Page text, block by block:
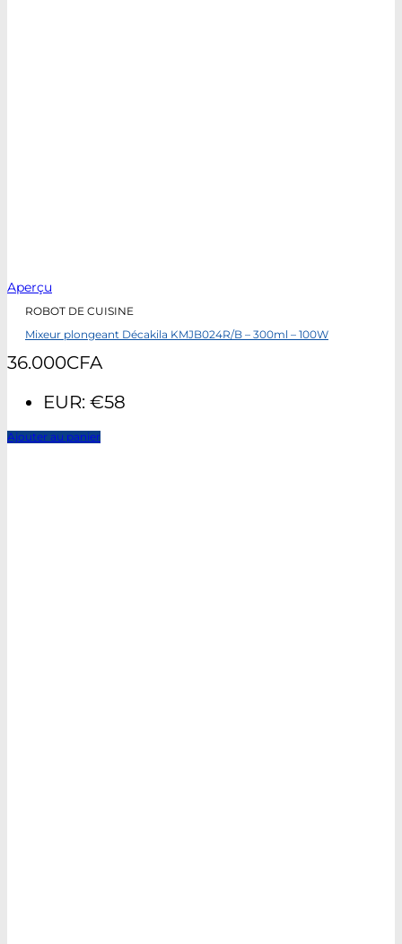
Aperçu
ROBOT DE CUISINE
Mixeur plongeant Décakila KMJB024R/B – 300ml – 100W
36.000CFA
EUR: €58
Ajouter au panier